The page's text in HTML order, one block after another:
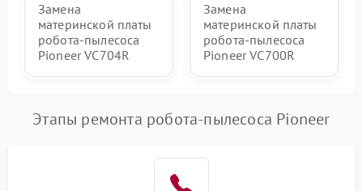
Замена
материнской платы
робота-пылесоса
Pioneer VC704R
Замена
материнской платы
робота-пылесоса
Pioneer VC700R
Этапы ремонта робота-пылесоса Pioneer